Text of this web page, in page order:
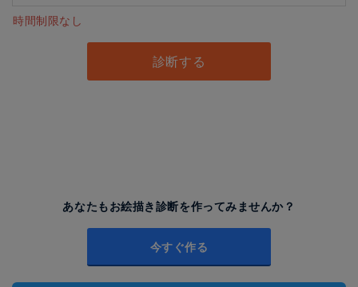
時間制限なし
診断する
あなたもお絵描き診断を作ってみませんか？
今すぐ作る